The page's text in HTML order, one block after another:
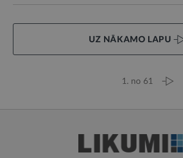
UZ NĀKAMO LAPU
1. no 61